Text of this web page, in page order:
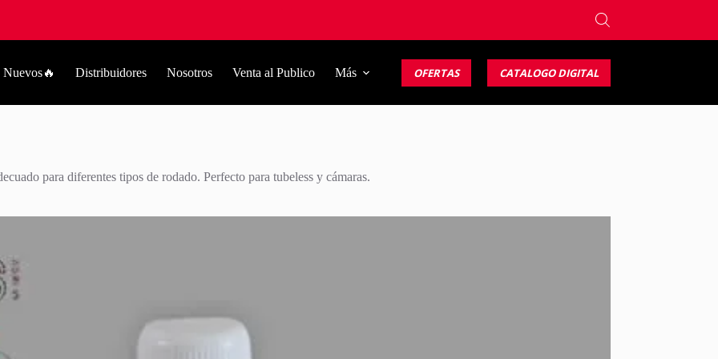
Nuevos🔥 Distribuidores Nosotros Venta al Publico Más OFERTAS CATALOGO DIGITAL
para diferentes tipos de rodado. Perfecto para tubeless y cámaras.